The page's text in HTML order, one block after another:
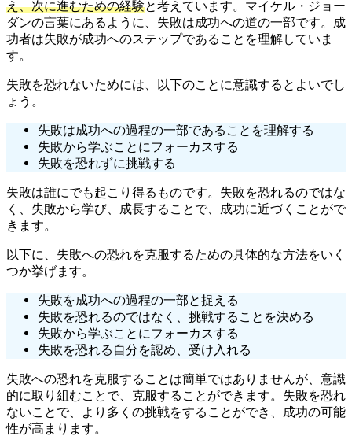
え、次に進むための経験と考えています。マイケル・ジョー
ダンの言葉にあるように、失敗は成功への道の一部です。成
功者は失敗が成功へのステップであることを理解していま
す。
失敗を恐れないためには、以下のことに意識するとよいでし
ょう。
失敗は成功への過程の一部であることを理解する
失敗から学ぶことにフォーカスする
失敗を恐れずに挑戦する
失敗は誰にでも起こり得るものです。失敗を恐れるのではな
く、失敗から学び、成長することで、成功に近づくことがで
きます。
以下に、失敗への恐れを克服するための具体的な方法をいく
つか挙げます。
失敗を成功への過程の一部と捉える
失敗を恐れるのではなく、挑戦することを決める
失敗から学ぶことにフォーカスする
失敗を恐れる自分を認め、受け入れる
失敗への恐れを克服することは簡単ではありませんが、意識
的に取り組むことで、克服することができます。失敗を恐れ
ないことで、より多くの挑戦をすることができ、成功の可能
性が高まります。